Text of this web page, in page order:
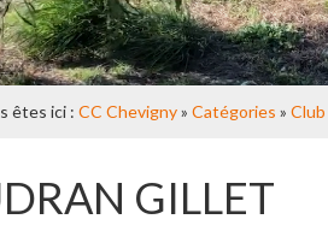
êtes ici : CC Chevigny» Catégories » Club
GILLET